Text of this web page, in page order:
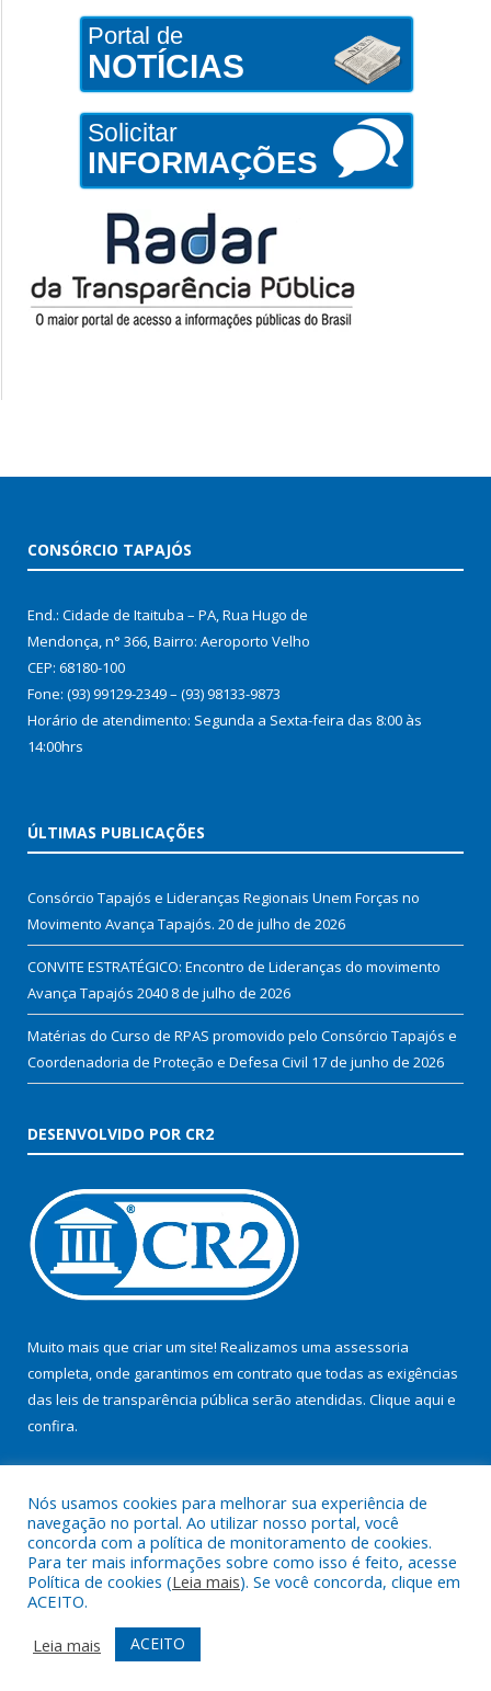
Portal de
NOTÍCIAS
Solicitar
INFORMAÇÕES
CONSÓRCIO TAPAJÓS
End.: Cidade de Itaituba – PA, Rua Hugo de
Mendonça, n° 366, Bairro: Aeroporto Velho
CEP: 68180-100
Fone: (93) 99129-2349 – (93) 98133-9873
Horário de atendimento: Segunda a Sexta-feira das 8:00 às
14:00hrs
ÚLTIMAS PUBLICAÇÕES
Consórcio Tapajós e Lideranças Regionais Unem Forças no
Movimento Avança Tapajós. 20 de julho de 2026
CONVITE ESTRATÉGICO: Encontro de Lideranças do movimento
Avança Tapajós 2040 8 de julho de 2026
Matérias do Curso de RPAS promovido pelo Consórcio Tapajós e
Coordenadoria de Proteção e Defesa Civil 17 de junho de 2026
DESENVOLVIDO POR CR2
Muito mais que criar um site! Realizamos uma assessoria
completa, onde garantimos em contrato que todas as exigências
das leis de transparência pública serão atendidas. Clique aqui e
confira.
Todos os direitos reservados ao Consórcio Tapajós.
Mapa do Site
Acessar Área Administrativa
Acessar Webmail
Nós usamos cookies para melhorar sua experiência de
navegação no portal. Ao utilizar nosso portal, você
concorda com a política de monitoramento de cookies.
Para ter mais informações sobre como isso é feito, acesse
Política de cookies (Leia mais). Se você concorda, clique em
ACEITO.
Leia mais
ACEITO